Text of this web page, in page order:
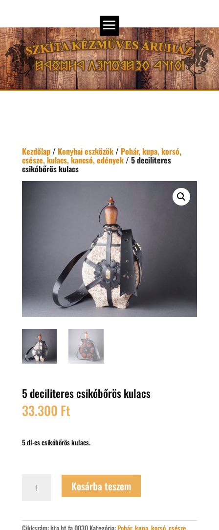
Kezdőlap/ Konyhai eszközök/ Pohár, kupa, korsó,
csésze, kulacs, kancsó, edények/ 5 deciliteres
csikóbőrös kulacs
5 deciliteres csikóbőrös kulacs
33.300 Ft
5 dl-es csikóbőrös kulacs.
deciliteres
Kosárba teszem
Cikkszám:bta.ht.fa.0030 Kategória:Pohár, kupa, korsó, csésze,